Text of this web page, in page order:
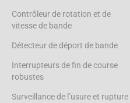
Contrôleur de rotation et de
vitesse de bande
Détecteur de déport de bande
Interrupteurs de fin de course
robustes
Surveillance de l’usure et rupture